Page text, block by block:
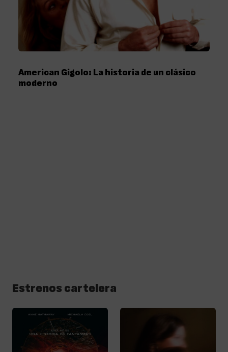
American Gigolo: La historia de un clásico
moderno
Estrenos cartelera